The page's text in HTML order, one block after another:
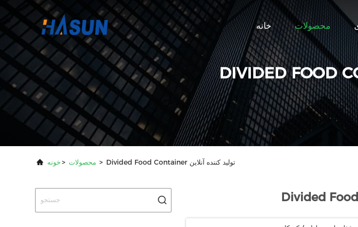
خانه محصولات
DIVIDED FOOD
خونه> محصولات > Divided Food Container تولید کننده آنلاین
Divided